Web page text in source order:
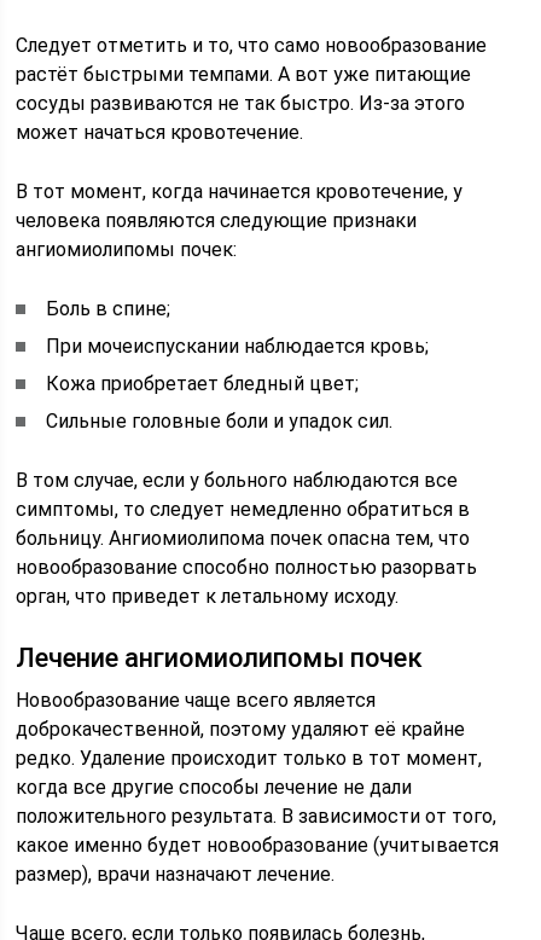
Следует отметить и то, что само новообразование
растёт быстрыми темпами. А вот уже питающие
сосуды развиваются не так быстро. Из-за этого
может начаться кровотечение.
В тот момент, когда начинается кровотечение, у
человека появляются следующие признаки
ангиомиолипомы почек:
Боль в спине;
При мочеиспускании наблюдается кровь;
Кожа приобретает бледный цвет;
Сильные головные боли и упадок сил.
В том случае, если у больного наблюдаются все
симптомы, то следует немедленно обратиться в
больницу. Ангиомиолипома почек опасна тем, что
новообразование способно полностью разорвать
орган, что приведет к летальному исходу.
Лечение ангиомиолипомы почек
Новообразование чаще всего является
доброкачественной, поэтому удаляют её крайне
редко. Удаление происходит только в тот момент,
когда все другие способы лечение не дали
положительного результата. В зависимости от того,
какое именно будет новообразование (учитывается
размер), врачи назначают лечение.
Чаще всего, если только появилась болезнь,